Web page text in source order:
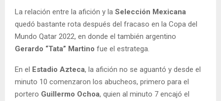
La relación entre la afición y la Selección Mexicana
quedó bastante rota después del fracaso en la Copa del
Mundo Qatar 2022, en donde el también argentino
Gerardo “Tata” Martino fue el estratega.
En el Estadio Azteca, la afición no se aguantó y desde el
minuto 10 comenzaron los abucheos, primero para el
portero Guillermo Ochoa, quien al minuto 7 encajó el